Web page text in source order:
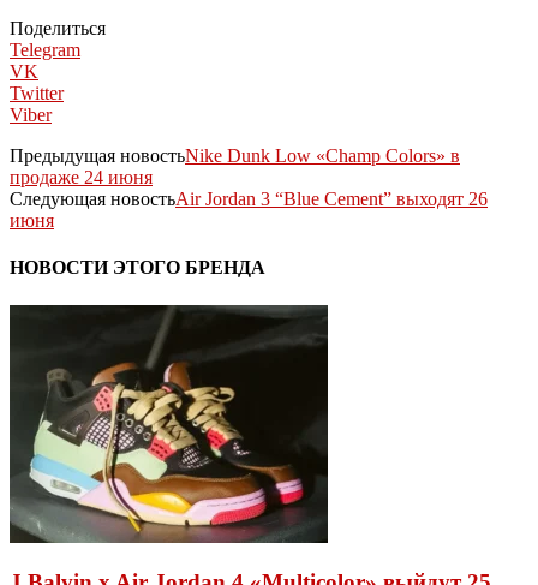
Поделиться
Telegram
VK
Twitter
Viber
Предыдущая новостьNike Dunk Low «Champ Colors» в
продаже 24 июня
Следующая новостьAir Jordan 3 “Blue Cement” выходят 26
июня
НОВОСТИ ЭТОГО БРЕНДА